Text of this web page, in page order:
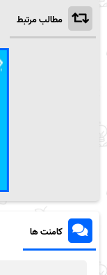
مطالب مرتبط
کامنت ها